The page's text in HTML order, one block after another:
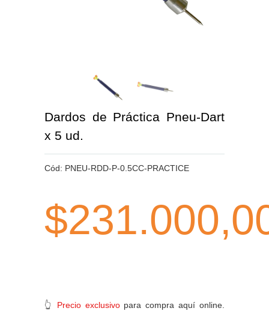
Dardos de Práctica Pneu-Dart
x 5 ud.
Cód: PNEU-RDD-P-0.5CC-PRACTICE
👆 Precio exclusivopara compra aquí online.